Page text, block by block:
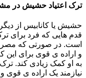
ترک اعتیاد حشیش در
حشیش یا کانابیس از
قدم هایی که فرد برای
است. در صورتی که
و اراده ی قوی برای این
به او کمک زیادی کند.
نیازمند یک اراده ی قوی